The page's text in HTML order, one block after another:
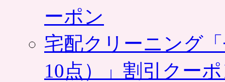
ーポン
宅配クリーニング
10点）」割引クー